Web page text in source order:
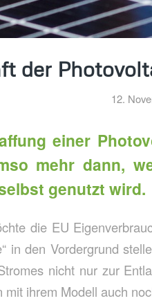
der
12.
einer
mehr dann,
genutzt wird.
die EU
in den Vordergrund
nicht nur zur
mit ihrem Modell auch